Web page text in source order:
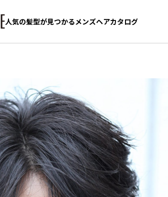
人気の髪型が見つかるメンズヘアカタログ
人気の髪型が見つかるメンズヘアカタログ